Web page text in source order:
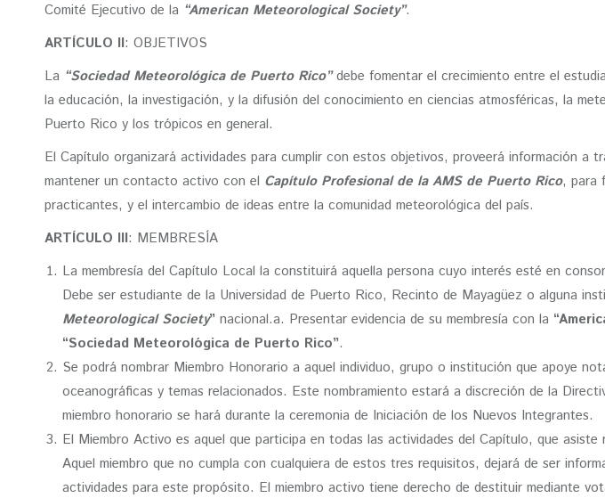
Comité Ejecutivo de la “American Meteorological Society”.
ARTÍCULO II: OBJETIVOS
La “Sociedad Meteorológica de Puerto Rico”debe fomentar el crecimiento entre el
la educación, la investigación, y la difusión del conocimiento en ciencias atmosféricas, la
Puerto Rico y los trópicos en general.
El Capítulo organizará actividades para cumplir con estos objetivos, proveerá información a
mantener un contacto activo con el Capítulo Profesional de la AMS de Puerto Rico, para
practicantes, y el intercambio de ideas entre la comunidad meteorológica del país.
ARTÍCULO III: MEMBRESÍA
La membresía del Capítulo Local la constituirá aquella persona cuyo interés esté en
Debe ser estudiante de la Universidad de Puerto Rico, Recinto de Mayagüez o alguna
Meteorological Society” nacional.a. Presentar evidencia de su membresía con la
“Sociedad Meteorológica de Puerto Rico”.
Se podrá nombrar Miembro Honorario a aquel individuo, grupo o institución que apoye
oceanográficas y temas relacionados. Este nombramiento estará a discreción de la
miembro honorario se hará durante la ceremonia de Iniciación de los Nuevos Integrantes.
El Miembro Activo es aquel que participa en todas las actividades del Capítulo, que
Aquel miembro que no cumpla con cualquiera de estos tres requisitos, dejará de ser
actividades para este propósito. El miembro activo tiene derecho de destituir mediante